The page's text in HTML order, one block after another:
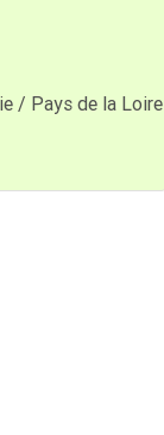
/ Pays de la Loire